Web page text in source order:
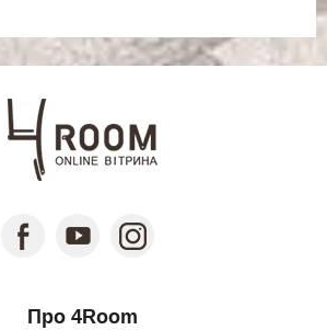
Про 4Room